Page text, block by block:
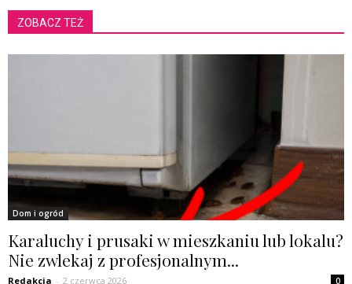
ZOBACZ TEŻ
Dom i ogród
Karaluchy i prusaki w mieszkaniu lub lokalu?
Nie zwlekaj z profesjonalnym...
Redakcja - 2 czerwca 2026 0